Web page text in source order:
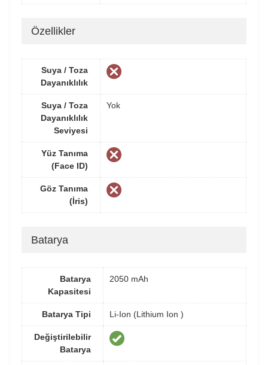
Özellikler
Suya / Toza
Dayanıklılık
Suya / Toza
Dayanıklılık
Seviyesi
Yok
Yüz Tanıma
(Face ID)
Göz Tanıma
(İris)
Batarya
Batarya
Kapasitesi
2050 mAh
Batarya Tipi Li-Ion (Lithium Ion )
Değiştirilebilir
Batarya